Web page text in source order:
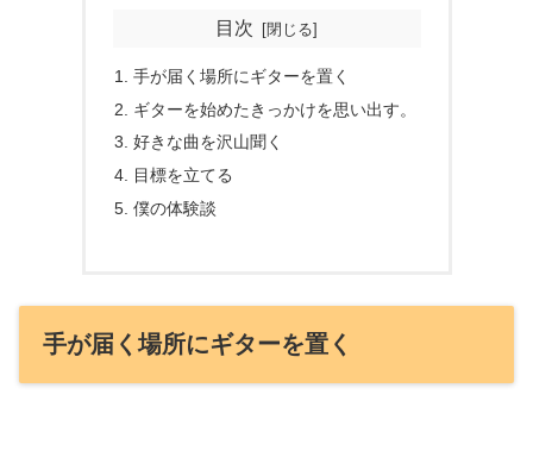
目次
手が届く場所にギターを置く
ギターを始めたきっかけを思い出す。
好きな曲を沢山聞く
目標を立てる
僕の体験談
手が届く場所にギターを置く